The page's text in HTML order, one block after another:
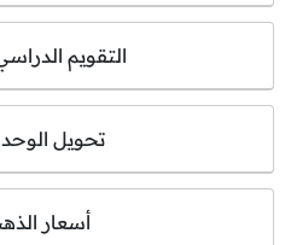
التقويم الدراسي
تحويل
أسعار